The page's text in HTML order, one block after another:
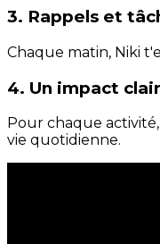
3. Rappels et
Chaque matin, Niki
4. Un impact
Pour chaque
vie quotidienne.